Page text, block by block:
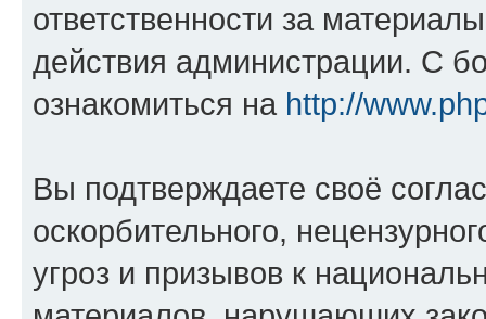
ответственности за
действия администрации. С
ознакомиться на http://
Вы подтверждаете своё
оскорбительного,
угроз и призывов к